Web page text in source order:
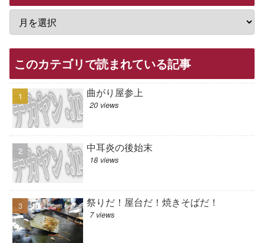
このカテゴリで読まれている記事
曲がり屋参上
20 views
中耳炎の後始末
18 views
祭りだ！屋台だ！焼きそばだ！
7 views